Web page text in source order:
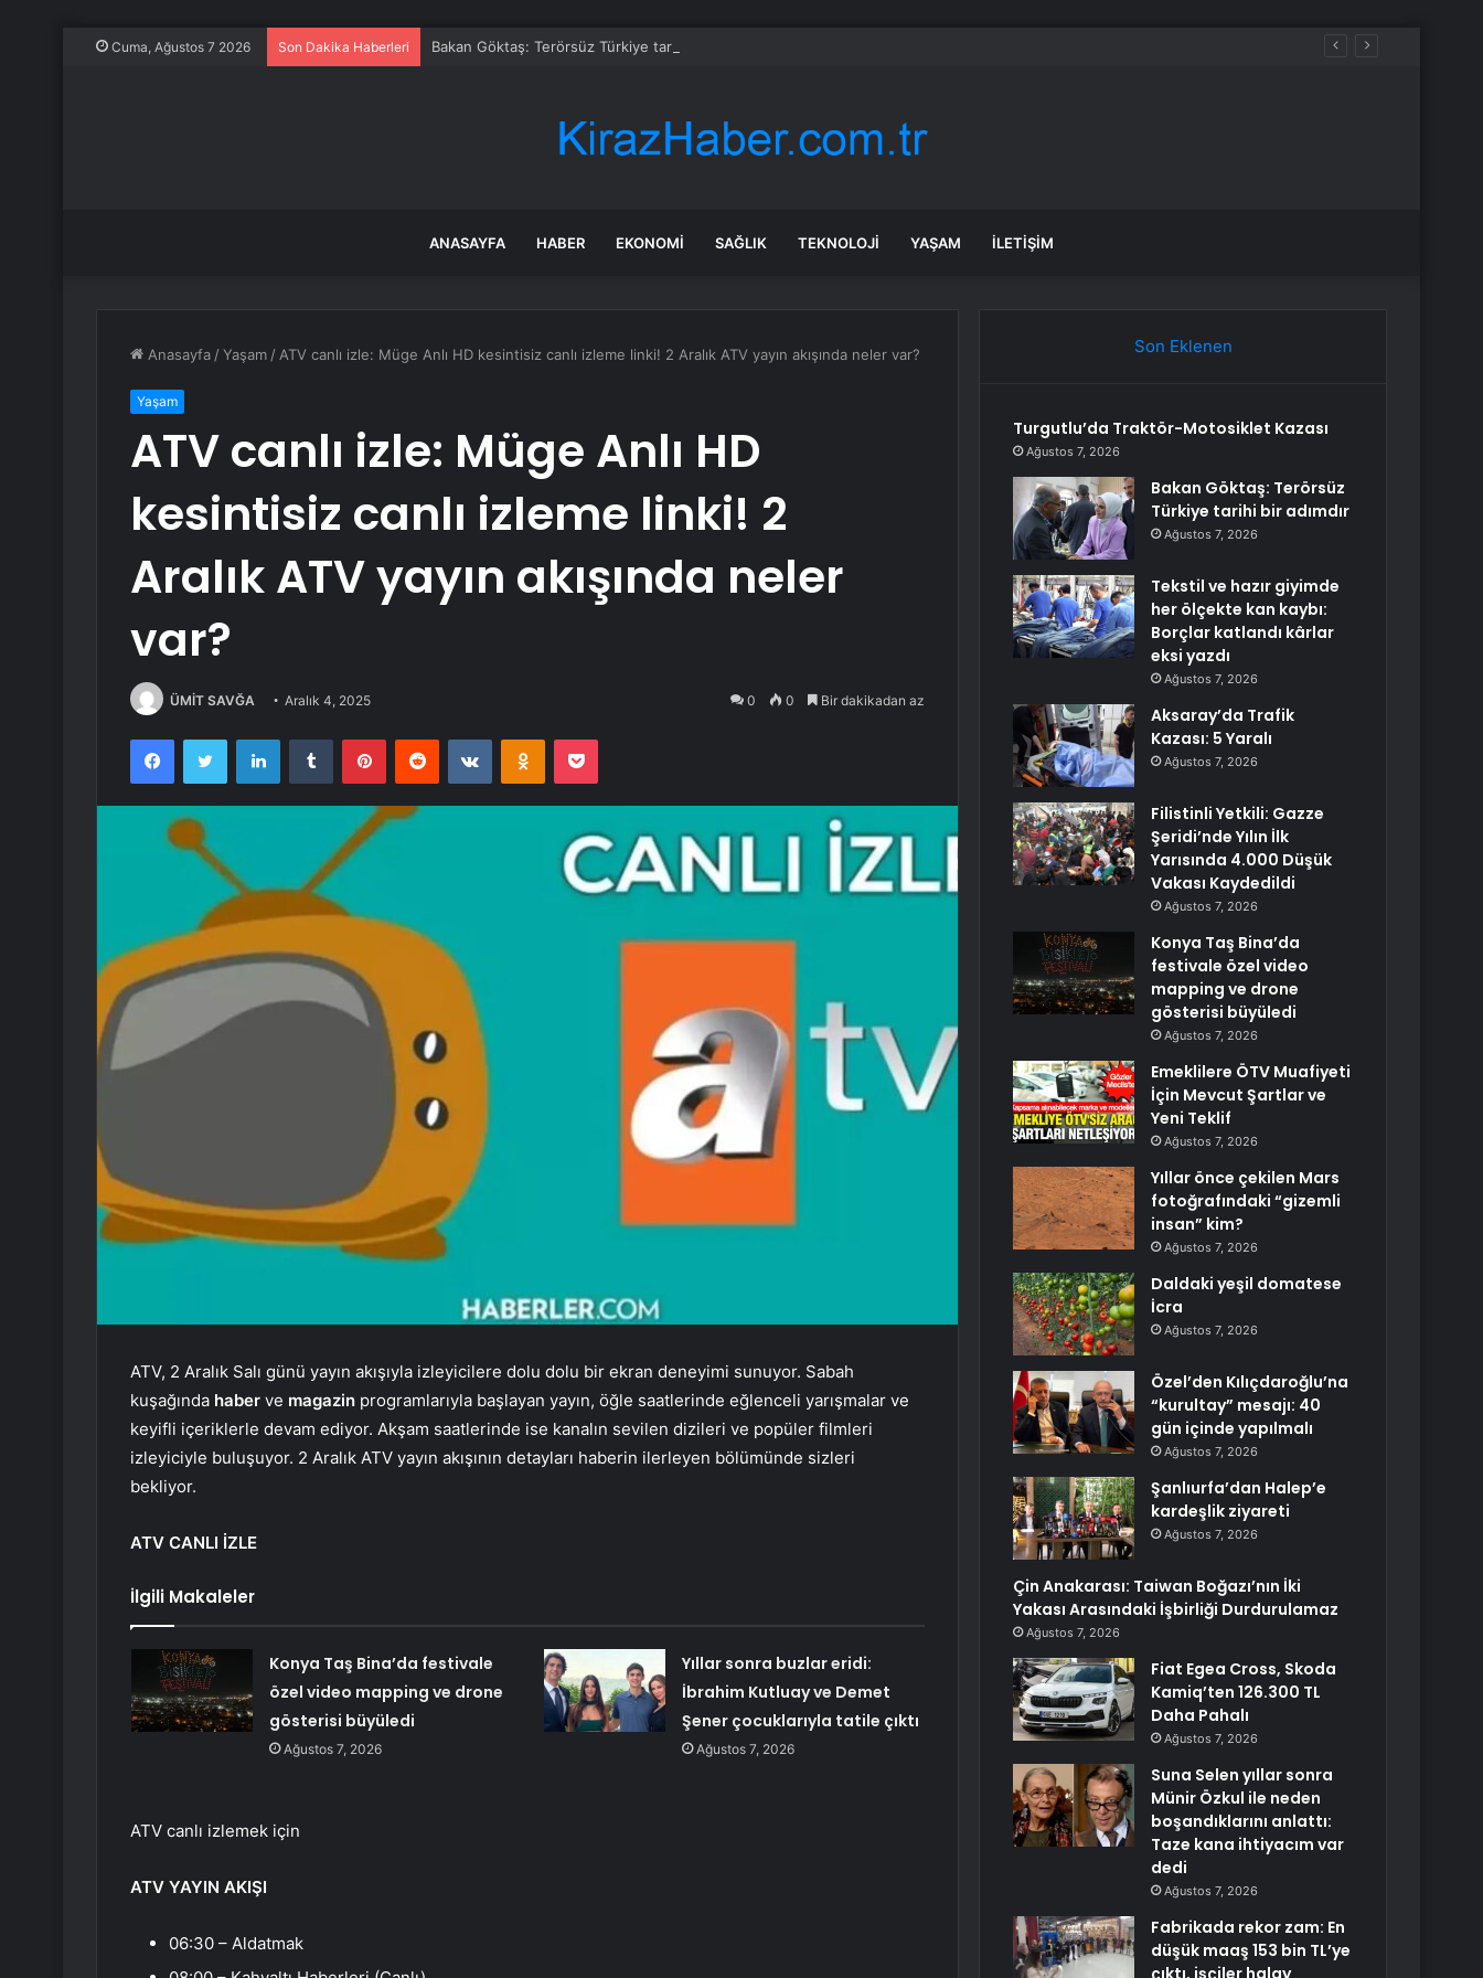
Cuma, Ağustos 7 2026 Son Dakika Haberleri Bakan Göktaş: Terörsüz Türkiye tarihi bir adımdır
ANASAYFA HABER EKONOMI SAĞLIK TEKNOLOJI YAŞAM İLETIŞIM
Anasayfa /Yaşam / ATV canlı izle: Müge Anlı HD kesintisiz canlı izleme linki! 2 Aralık ATV yayın akışında neler var?
Yaşam
ATV canlı izle: Müge Anlı HD
kesintisiz canlı izleme linki! 2
Aralık ATV yayın akışında neler
var?
ÜMİT SAVĞA Aralık 4, 2025 0 0 Bir dakikadan az
FacebookTwitter LinkedInTumblr PinterestReddit VKontakteOdnoklassniki
Pocket
ATV, 2 Aralık Salı günü yayın akışıyla izleyicilere dolu dolu bir ekran deneyimi sunuyor. Sabah
kuşağında haber ve magazin programlarıyla başlayan yayın, öğle saatlerinde eğlenceli yarışmalar ve
keyifli içeriklerle devam ediyor. Akşam saatlerinde ise kanalın sevilen dizileri ve popüler filmleri
izleyiciyle buluşuyor. 2 Aralık ATV yayın akışının detayları haberin ilerleyen bölümünde sizleri
bekliyor.
ATV CANLI İZLE
İlgili Makaleler
Konya Taş Bina’da festivale
özel video mapping ve drone
gösterisi büyüledi
Ağustos 7, 2026
Yıllar sonra buzlar eridi:
İbrahim Kutluay ve Demet
Şener çocuklarıyla tatile çıktı
Ağustos 7, 2026
ATV canlı izlemek için
ATV YAYIN AKIŞI
06:30 – Aldatmak
Son Eklenen
Turgutlu’da Traktör-Motosiklet Kazası
Ağustos 7, 2026
Bakan Göktaş: Terörsüz
Türkiye tarihi bir adımdır
Ağustos 7, 2026
Tekstil ve hazır giyimde
her ölçekte kan kaybı:
Borçlar katlandı kârlar
eksi yazdı
Ağustos 7, 2026
Aksaray’da Trafik
Kazası: 5 Yaralı
Ağustos 7, 2026
Filistinli Yetkili: Gazze
Şeridi’nde Yılın İlk
Yarısında 4.000 Düşük
Vakası Kaydedildi
Ağustos 7, 2026
Konya Taş Bina’da
festivale özel video
mapping ve drone
gösterisi büyüledi
Ağustos 7, 2026
Emeklilere ÖTV Muafiyeti
İçin Mevcut Şartlar ve
Yeni Teklif
Ağustos 7, 2026
Yıllar önce çekilen Mars
fotoğrafındaki “gizemli
insan” kim?
Ağustos 7, 2026
Daldaki yeşil domatese
İcra
Ağustos 7, 2026
Özel’den Kılıçdaroğlu’na
“kurultay” mesajı: 40
gün içinde yapılmalı
Ağustos 7, 2026
Şanlıurfa’dan Halep’e
kardeşlik ziyareti
Ağustos 7, 2026
Çin Anakarası: Taiwan Boğazı’nın İki
Yakası Arasındaki İşbirliği Durdurulamaz
Ağustos 7, 2026
Fiat Egea Cross, Skoda
Kamiq’ten 126.300 TL
Daha Pahalı
Ağustos 7, 2026
Suna Selen yıllar sonra
Münir Özkul ile neden
boşandıklarını anlattı:
Taze kana ihtiyacım var
dedi
Ağustos 7, 2026
Fabrikada rekor zam: En
düşük maaş 153 bin TL’ye
çıktı, işçiler halay